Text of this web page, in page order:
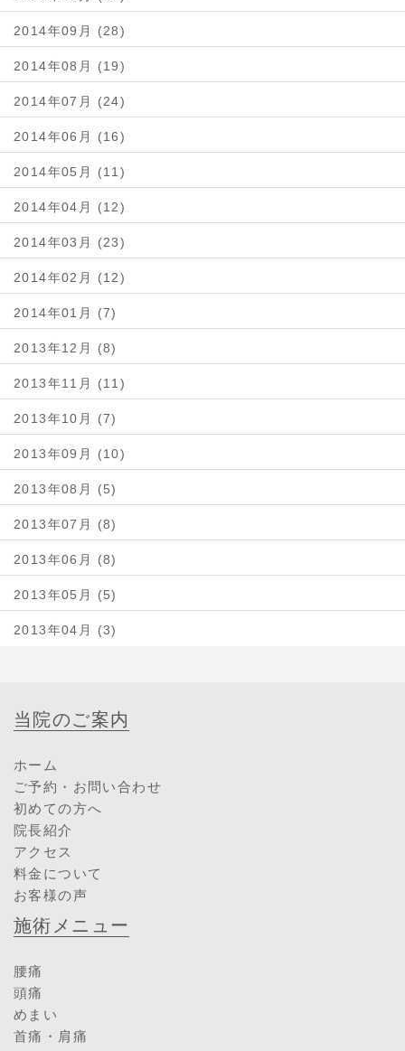
2014年09月 (28)
2014年08月 (19)
2014年07月 (24)
2014年06月 (16)
2014年05月 (11)
2014年04月 (12)
2014年03月 (23)
2014年02月 (12)
2014年01月 (7)
2013年12月 (8)
2013年11月 (11)
2013年10月 (7)
2013年09月 (10)
2013年08月 (5)
2013年07月 (8)
2013年06月 (8)
2013年05月 (5)
2013年04月 (3)
当院のご案内
ホーム
ご予約・お問い合わせ
初めての方へ
院長紹介
アクセス
料金について
お客様の声
施術メニュー
腰痛
頭痛
めまい
首痛・肩痛